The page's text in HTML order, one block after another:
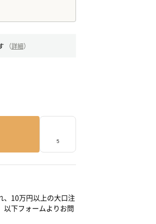
（詳細）
、10万円以上の大口注
以下フォームよりお問